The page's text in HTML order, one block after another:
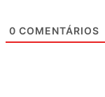
0 COMENTÁRIOS